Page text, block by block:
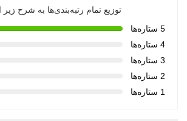
توزیع تمام رتبه‌بندی‌ها به شرح
5 ستاره‌ها
4 ستاره‌ها
3 ستاره‌ها
2 ستاره‌ها
1 ستاره‌ها